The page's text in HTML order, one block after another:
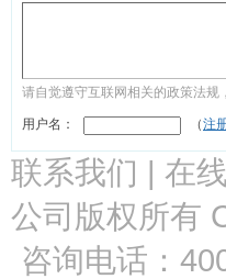
请自觉遵守互联网相关的政策法规
用户名： （注
联系我们 | 在
公司版权所有
咨询电话：